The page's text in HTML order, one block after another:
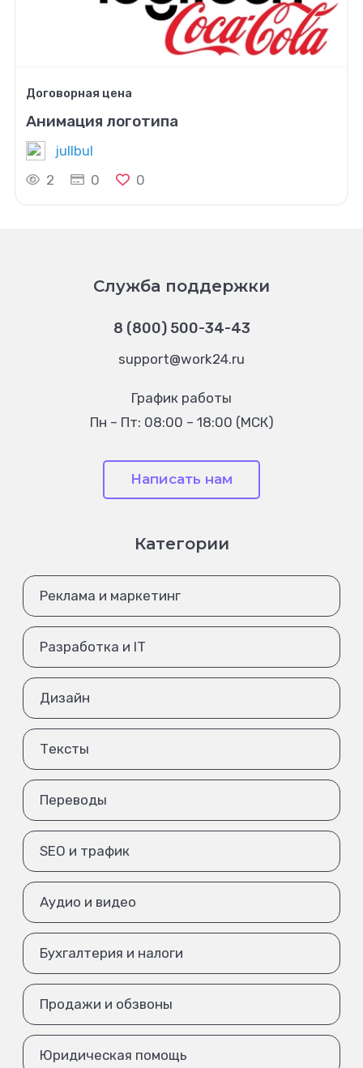
Договорная цена
Анимация логотипа
jullbul
2
0 0
Служба поддержки
8 (800) 500-34-43
support@work24.ru
График работы
Пн – Пт: 08:00 – 18:00 (МСК)
Написать нам
Категории
Реклама и маркетинг
Разработка и IT
Дизайн
Тексты
Переводы
SEO и трафик
Аудио и видео
Бухгалтерия и налоги
Продажи и обзвоны
Юридическая помощь